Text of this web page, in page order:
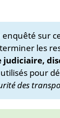
les
judiciaire,
pour
des